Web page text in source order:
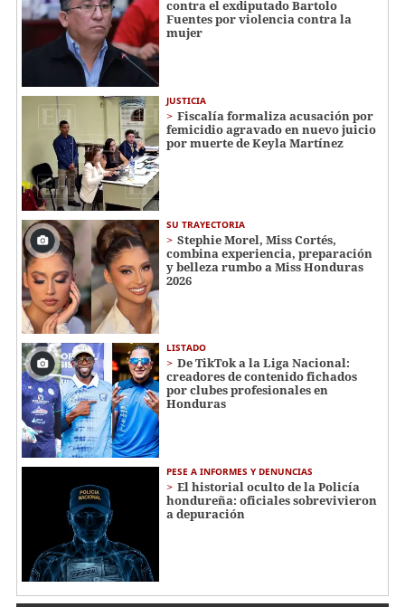
contra el exdiputado Bartolo
Fuentes por violencia contra la
mujer
JUSTICIA
Fiscalía formaliza acusación por
femicidio agravado en nuevo juicio
por muerte de Keyla Martínez
SU TRAYECTORIA
Stephie Morel, Miss Cortés,
combina experiencia, preparación
y belleza rumbo a Miss Honduras
2026
LISTADO
De TikTok a la Liga Nacional:
creadores de contenido fichados
por clubes profesionales en
Honduras
PESE A INFORMES Y DENUNCIAS
El historial oculto de la Policía
hondureña: oficiales sobrevivieron
a depuración